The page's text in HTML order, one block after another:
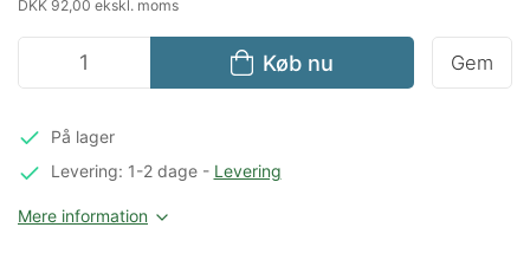
DKK 92,00 ekskl. moms
Køb nu Gem
På lager
Levering: 1-2 dage- Levering
Mere information